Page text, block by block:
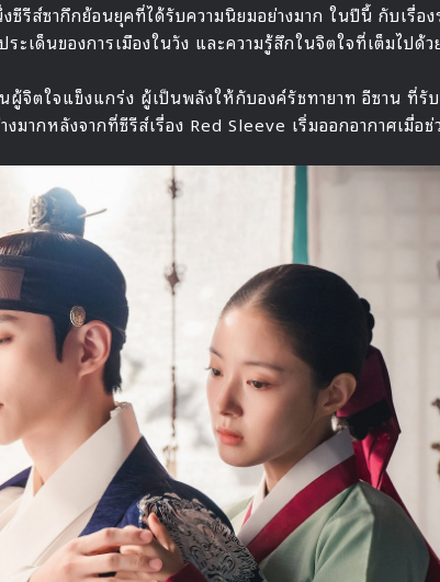
ซีรีส์ซากึกย้อนยุคที่ได้รับความนิยมอย่างมาก ในปีนี้ กับเรื่อง
ะเด็นของการเมืองในวัง และความรู้สึกในจิตใจที่เต็มไปด้
ผู้จิตใจแข็งแกร่ง ผู้เป็นพลังให้กับองค์รัชทายาท อีซาน ที่รั
มากหลังจากที่ซีรีส์เรื่อง Red Sleeve เริ่มออกอากาศเมื่อ